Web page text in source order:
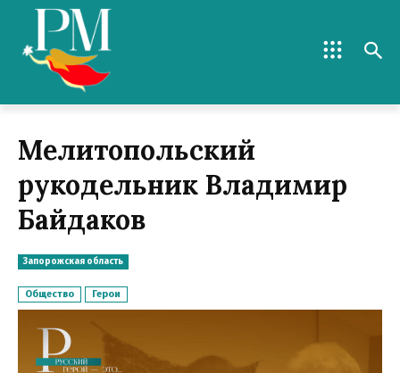
Мелитопольский
рукодельник Владимир
Байдаков
Запорожская область
Общество Герои